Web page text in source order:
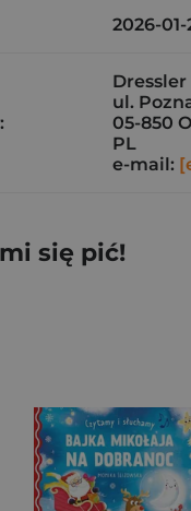
2026-01-
Dressler
ul.
05-850
PL
e-mail:
się pić!